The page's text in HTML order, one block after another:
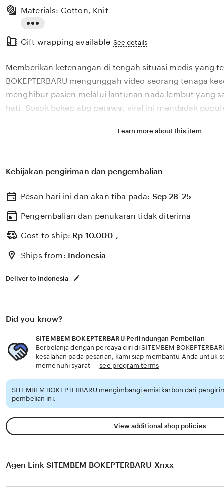
the
description
Materials: Cotton, Knit
Gift wrapping available See details
Memberikan ketenangan di tengah situasi medis yang
BOKEPTERBARU mengunggah video seorang tenaga
menghibur pasien melalui lantunan nada lembut yang
hati. Sosok bokep abg perawat viral ini mendadak
masa perawatan intensif di rumah sakit. Kehadiran ❤️
SITEMBEM BOKEPTERBARU berdedikasi untuk terus
dari seluruh lapisan masyarakat di media sosial.
kami memastikan bahwa profil dan kegiatan sosial dari
tersampaikan secara luas.
Learn more about this item
Kebijakan pengiriman dan pengembalian
Pesan hari ini dan akan tiba pada: Sep 28-25
Pengembalian dan penukaran tidak diterima
Cost to ship: Rp 10.000-,
Ships from: Indonesia
Deliver to Indonesia
Did you know?
SITEMBEM BOKEPTERBARU Perlindungan Pembelian
Berbelanja dengan percaya diri di SITEMBEM
kesalahan pada pesanan, kami siap membantu Anda untuk
memenuhi syarat —see program terms
SITEMBEM BOKEPTERBARU mengimbangi emisi karbon dari
pembelian ini.
View additional shop policies
Agen Link SITEMBEM BOKEPTERBARU Xnxx